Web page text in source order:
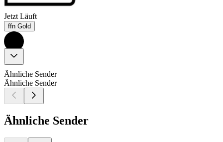
Jetzt Läuft
ffn Gold
Ähnliche Sender
Ähnliche Sender
Ähnliche Sender